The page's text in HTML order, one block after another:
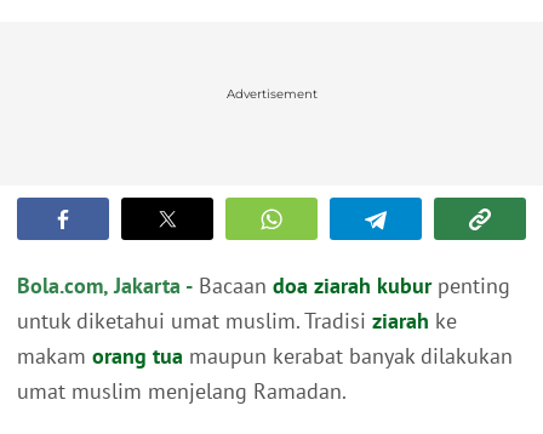
Advertisement
Bola.com, Jakarta - Bacaan doa ziarah kuburpenting
untuk diketahui umat muslim. Tradisi ziarah ke
makam orang tua maupun kerabat banyak dilakukan
umat muslim menjelang Ramadan.